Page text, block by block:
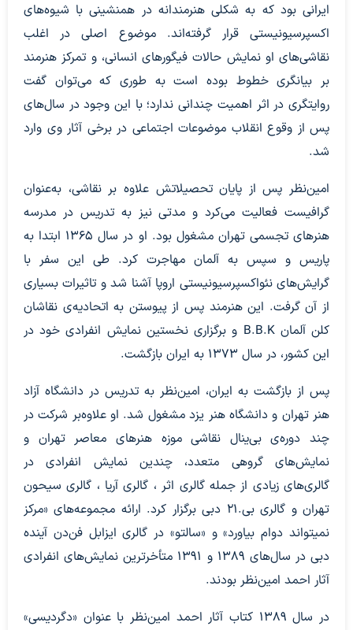
ایرانی بود که به شکلی هنرمندانه در همنشینی با شیوه‌های
اکسپرسیونیستی قرار گرفته‌اند. موضوع اصلی در اغلب
نقاشی‌های او نمایش حالات فیگورهای انسانی، و تمرکز هنرمند
بر بیانگری خطوط بوده است به طوری که می‌توان گفت
روایتگری در اثر اهمیت چندانی ندارد؛ با این وجود در سال‌های
پس از وقوع انقلاب موضوعات اجتماعی در برخی آثار وی وارد
شد.
امین‌نظر پس از پایان تحصیلاتش علاوه بر نقاشی، به‌عنوان
گرافیست فعالیت می‌کرد و مدتی نیز به تدریس در مدرسه
هنرهای تجسمی تهران مشغول بود. او در سال ۱۳۶۵ ابتدا به
پاریس و سپس به آلمان مهاجرت کرد. طی این سفر با
گرایش‌های نئواکسپرسیونیستی اروپا آشنا شد و تاثیرات بسیاری
از آن گرفت. این هنرمند پس از پیوستن به اتحادیه‌ی نقاشان
کلن آلمان B.B.K و برگزاری نخستین نمایش انفرادی خود در
این کشور، در سال ۱۳۷۳ به ایران بازگشت.
پس از بازگشت به ایران، امین‌نظر به تدریس در دانشگاه آزاد
هنر تهران و دانشگاه هنر یزد مشغول شد. او علاوه‌بر شرکت در
چند دوره‌ی بی‌ینال‌ نقاشی موزه هنرهای معاصر تهران و
نمایش‌های گروهی متعدد، چندین نمایش‌ انفرادی در
گالری‌های زیادی از جمله گالری اثر ، گالری آریا ، گالری سیحون
تهران و گالری بی.۲۱ دبی برگزار کرد. ارائه‌ مجموعه‌های «مرکز
نمیتواند دوام بیاورد» و «سالتو» در گالری ایزابل فن‌دن آینده
دبی در سال‌های ۱۳۸۹ و ۱۳۹۱ متأخرترین نمایش‌های انفرادی
آثار احمد امین‌نظر بودند.
در سال ۱۳۸۹ کتاب آثار احمد امین‌نظر با عنوان «دگردیسی»